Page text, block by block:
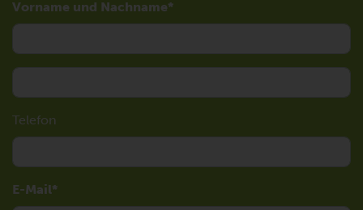
Vorname und Nachname
Telefon
E-Mail